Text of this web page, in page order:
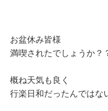
お盆休み皆様
満喫されたでしょうか？
概ね天気も良く
行楽日和だったんではな